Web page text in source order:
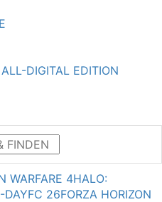
DIGITAL EDITION
WARFARE 4HALO:
DAYFC 26FORZA HORIZON